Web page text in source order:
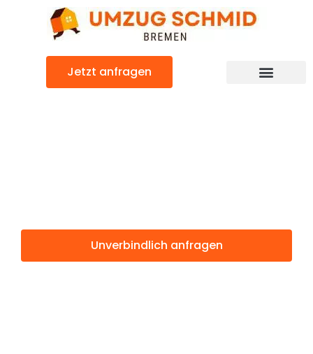
Jetzt anfragen
Unverbindlich anfragen